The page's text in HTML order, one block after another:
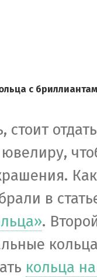
с
Как
в
.
кольца